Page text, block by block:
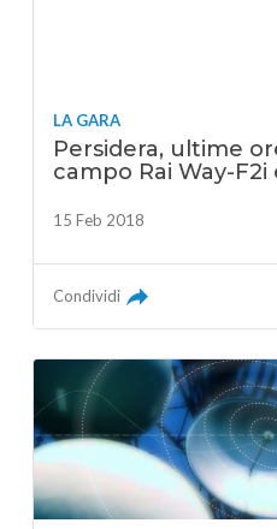
LA GARA
Persidera, ultime
campo Rai Way-F2i
15 Feb 2018
Condividi